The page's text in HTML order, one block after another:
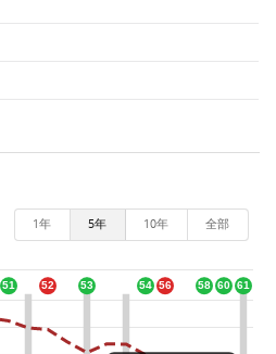
1年 5年 10年 全部